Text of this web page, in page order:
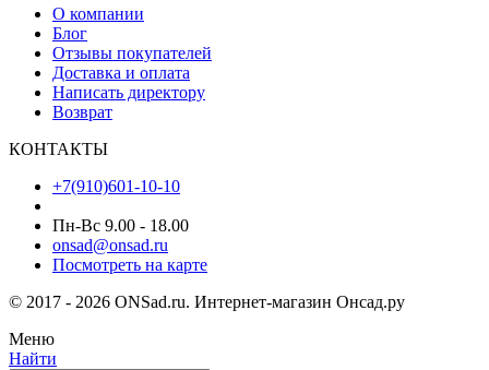
О компании
Блог
Отзывы покупателей
Доставка и оплата
Написать директору
Возврат
КОНТАКТЫ
+7(910)601-10-10
Пн-Вс 9.00 - 18.00
onsad@onsad.ru
Посмотреть на карте
© 2017 - 2026 ONSad.ru. Интернет-магазин Онсад.ру
Меню
Найти